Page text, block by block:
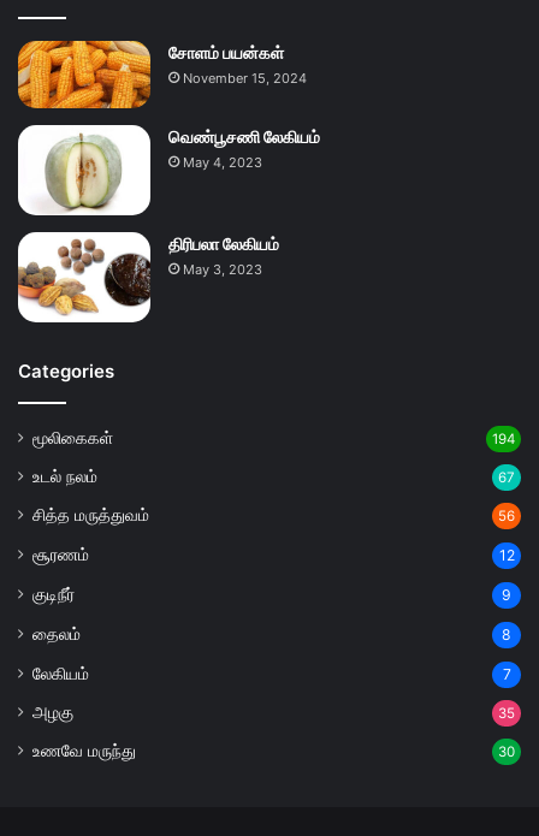
சோளம் பயன்கள்
November 15, 2024
வெண்பூசணி லேகியம்
May 4, 2023
திரிபலா லேகியம்
May 3, 2023
Categories
மூலிகைகள் 194
உடல் நலம் 67
சித்த மருத்துவம் 56
சூரணம் 12
குடிநீர் 9
தைலம் 8
லேகியம் 7
அழகு 35
உணவே மருந்து 30